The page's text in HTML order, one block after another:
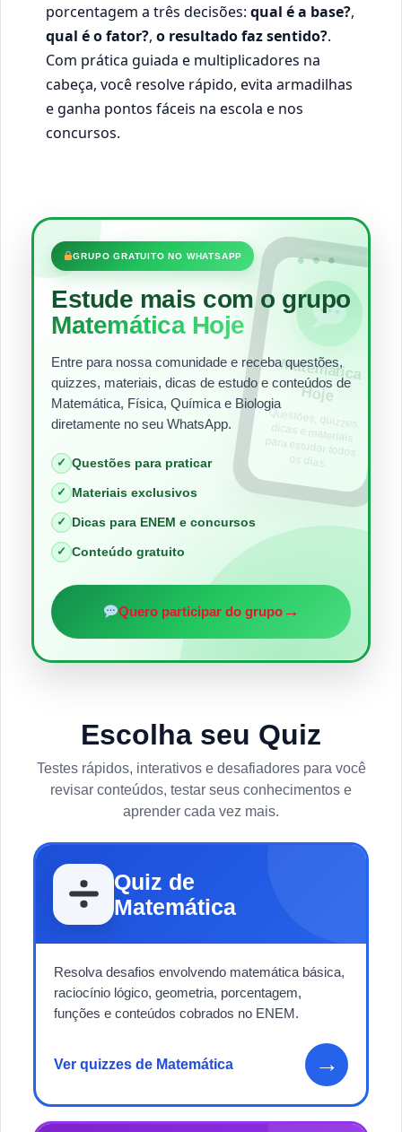
porcentagem a três decisões: qual é a base?,
qual é o fator?, o resultado faz sentido?.
Com prática guiada e multiplicadores na
cabeça, você resolve rápido, evita armadilhas
e ganha pontos fáceis na escola e nos
concursos.
•••
GRUPO GRATUITO NO WHATSAPP
Estude mais com o grupo
Matemática Hoje
Entre para nossa comunidade e receba questões,
quizzes, materiais, dicas de estudo e conteúdos de
Matemática, Física, Química e Biologia
diretamente no seu WhatsApp.
✓ Questões para praticar
✓ Materiais exclusivos
✓ Dicas para ENEM e concursos
✓ Conteúdo gratuito
Quero participar do grupo→
Matem
ática
Hoje
Questões, quizzes,
dicas e materiais
para estudar todos
os dias.
Escolha seu Quiz
Testes rápidos, interativos e desafiadores para você
revisar conteúdos, testar seus conhecimentos e
aprender cada vez mais.
Quiz de
Matemática
Resolva desafios envolvendo matemática básica,
raciocínio lógico, geometria, porcentagem,
funções e conteúdos cobrados no ENEM.
Ver quizzes de Matemática →